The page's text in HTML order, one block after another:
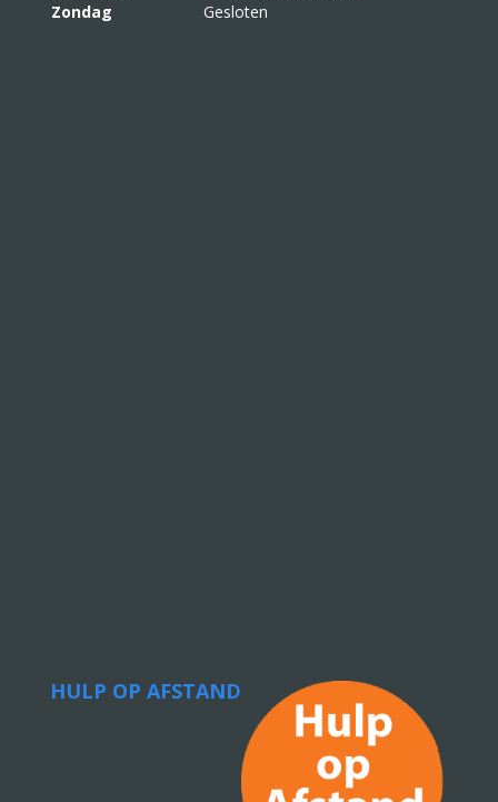
Zondag
Gesloten
HULP OP AFSTAND